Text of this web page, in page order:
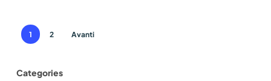
1 2 Avanti
Categories